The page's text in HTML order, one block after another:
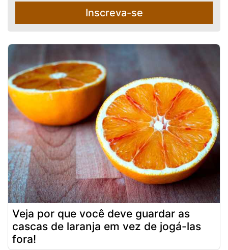
Inscreva-se
Veja por que você deve guardar as
cascas de laranja em vez de jogá-las
fora!